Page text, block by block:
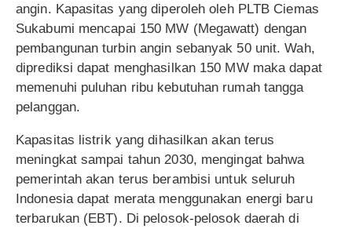
angin. Kapasitas yang diperoleh oleh PLTB Ciemas
Sukabumi mencapai 150 MW (Megawatt) dengan
pembangunan turbin angin sebanyak 50 unit. Wah,
diprediksi dapat menghasilkan 150 MW maka dapat
memenuhi puluhan ribu kebutuhan rumah tangga
pelanggan.
Kapasitas listrik yang dihasilkan akan terus
meningkat sampai tahun 2030, mengingat bahwa
pemerintah akan terus berambisi untuk seluruh
Indonesia dapat merata menggunakan energi baru
terbarukan (EBT). Di pelosok-pelosok daerah di